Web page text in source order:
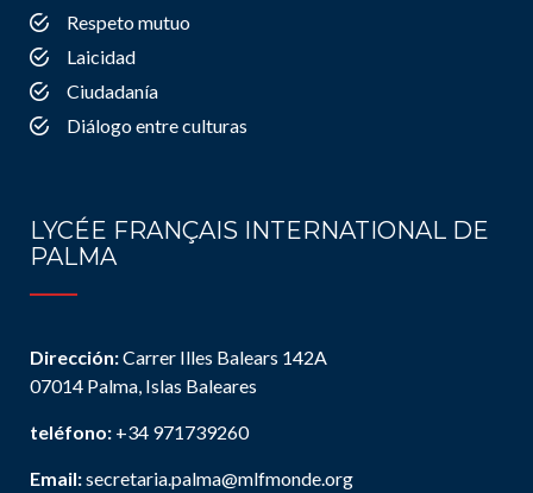
Respeto mutuo
Laicidad
Ciudadanía
Diálogo entre culturas
LYCÉE FRANÇAIS INTERNATIONAL DE
PALMA
Dirección:Carrer Illes Balears 142A
07014 Palma, Islas Baleares
teléfono: +34 971739260
Email:secretaria.palma@mlfmonde.org